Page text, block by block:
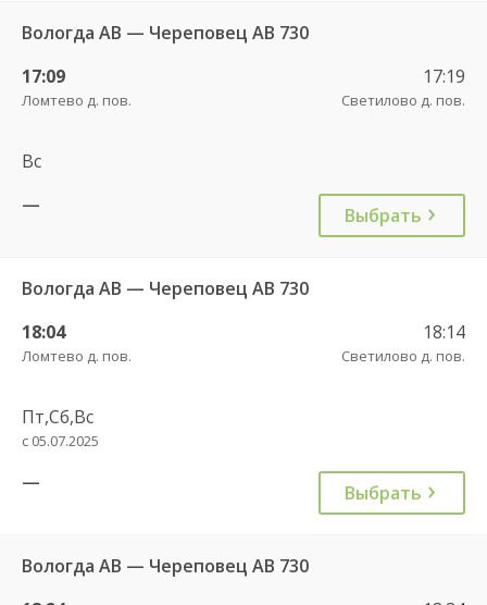
Вологда АВ — Череповец АВ 730
17:09
Ломтево д. пов.
17:19
Светилово д. пов.
Вс
—
Выбрать
Вологда АВ — Череповец АВ 730
18:04
Ломтево д. пов.
18:14
Светилово д. пов.
Пт,Сб,Вс
с 05.07.2025
— Выбрать
Вологда АВ — Череповец АВ 730